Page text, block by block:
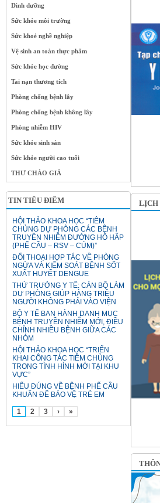
Dinh dưỡng
Sức khỏe môi trường
Sức khoẻ nghề nghiệp
Vệ sinh an toàn thực phẩm
Sức khỏe học đường
Tai nạn thương tích
Phòng chống bệnh lây
Phòng chống bệnh không lây
Phòng nhiễm HIV
Sức khỏe sinh sản
Sức khỏe người cao tuổi
THƯ CHÀO GIÁ
TIN TIÊU ĐIỂM
HỘI THẢO KHOA HỌC “TIÊM
CHỦNG DỰ PHÒNG CÁC BỆNH
TRUYỀN NHIỄM ĐƯỜNG HÔ HẤP
(PHẾ CẦU – RSV – CÚM)”
ĐỐI THOẠI HỢP TÁC VỀ PHÒNG
NGỪA VÀ KIỂM SOÁT BỆNH SỐT
XUẤT HUYẾT DENGUE
THỨ TRƯỞNG Y TẾ: CÁN BỘ LÀM
DỰ PHÒNG GIÚP HÀNG TRIỆU
NGƯỜI KHÔNG PHẢI VÀO VIỆN
BỘ Y TẾ BAN HÀNH DANH MỤC
BỆNH TRUYỀN NHIỄM MỚI, ĐIỀU
CHỈNH NHIỀU BỆNH GIỮA CÁC
NHÓM
HỘI THẢO KHOA HỌC “TRIỂN
KHAI CÔNG TÁC TIÊM CHỦNG
TRONG TÌNH HÌNH MỚI TẠI KHU
VỰC”
HIỂU ĐÚNG VỀ BỆNH PHẾ CẦU
KHUẨN ĐỂ BẢO VỆ TRẺ EM
1 2 3 › »
LỊCH